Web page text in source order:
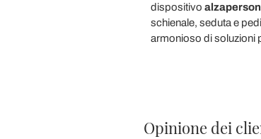
dispositivo
schienale, seduta e
armonioso di soluzioni
Opinione dei